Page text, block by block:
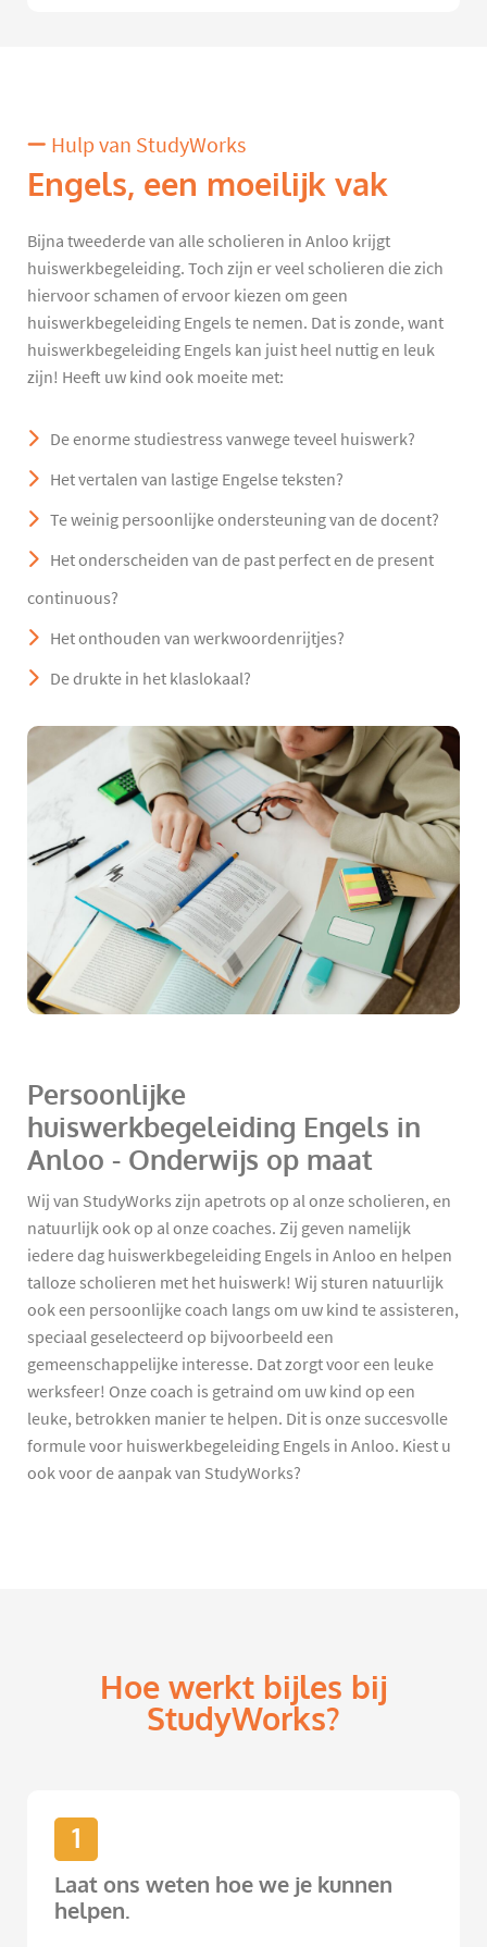
Hulp van StudyWorks
Engels, een moeilijk vak
Bijna tweederde van alle scholieren in Anloo krijgt
huiswerkbegeleiding. Toch zijn er veel scholieren die zich
hiervoor schamen of ervoor kiezen om geen
huiswerkbegeleiding Engels te nemen. Dat is zonde, want
huiswerkbegeleiding Engels kan juist heel nuttig en leuk
zijn! Heeft uw kind ook moeite met:
De enorme studiestress vanwege teveel huiswerk?
Het vertalen van lastige Engelse teksten?
Te weinig persoonlijke ondersteuning van de docent?
Het onderscheiden van de past perfect en de present
continuous?
Het onthouden van werkwoordenrijtjes?
De drukte in het klaslokaal?
Persoonlijke
huiswerkbegeleiding Engels in
Anloo - Onderwijs op maat
Wij van StudyWorks zijn apetrots op al onze scholieren, en
natuurlijk ook op al onze coaches. Zij geven namelijk
iedere dag huiswerkbegeleiding Engels in Anloo en helpen
talloze scholieren met het huiswerk! Wij sturen natuurlijk
ook een persoonlijke coach langs om uw kind te assisteren,
speciaal geselecteerd op bijvoorbeeld een
gemeenschappelijke interesse. Dat zorgt voor een leuke
werksfeer! Onze coach is getraind om uw kind op een
leuke, betrokken manier te helpen. Dit is onze succesvolle
formule voor huiswerkbegeleiding Engels in Anloo. Kiest u
ook voor de aanpak van StudyWorks?
Hoe werkt bijles bij
StudyWorks?
1
Laat ons weten hoe we je kunnen
helpen.